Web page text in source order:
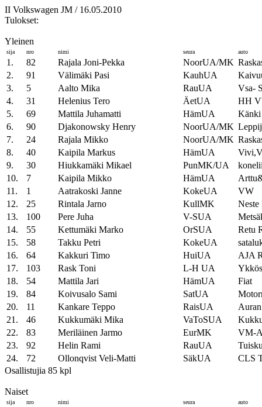
II Volkswagen JM / 16.05.2010
Tulokset:
Yleinen
sija nro nimi seura auto
1. 82 Rajala Joni-Pekka NoorUA/MK
2.
91 Välimäki Pasi KauhUA
3.
5 Aalto Mika RauUA
Vsa-
4.
31 Helenius Tero ÄetUA
HH
5.
69 Mattila Juhamatti HämUA
6.
90 Djakonowsky Henry NoorUA/MK
7.
24 Rajala Mikko NoorUA/MK
8.
40 Kaipila Markus HämUA
9.
30 Hiukkamäki Mikael PunMK/UA
10.
7 Kaipila Mikko HämUA
11.
1 Aatrakoski Janne KokeUA
VW
12.
25 Rintala Jarno KullMK
13.
100 Pere Juha V-SUA
14.
55 Kettumäki Marko OrSUA
Retu
15.
58 Takku Petri KokeUA
16.
64 Kakkuri Timo HuiUA
AJA
17.
103 Rask Toni L-H UA
18.
54 Mattila Jari HämUA
Fiat
19.
84 Koivusalo Sami SatUA
20.
11 Kankare Teppo RaisUA
21.
46 Kukkumäki Mika VaToSUA
22.
83 Meriläinen Jarmo EurMK
VM-
23.
92 Helin Rami RauUA
24.
72 Ollonqvist Veli-Matti SäkUA
CLS
Osallistujia 85 kpl
Naiset
sija nro nimi seura auto